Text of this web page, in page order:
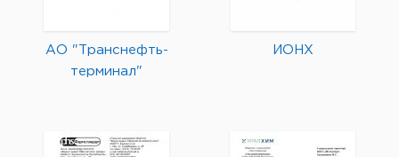
АО "Транснефть-
терминал"
ИОНХ